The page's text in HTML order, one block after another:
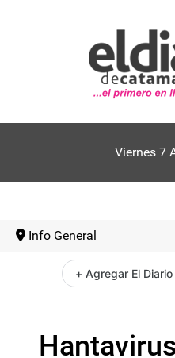
Viernes 7
Info General
+ Agregar El